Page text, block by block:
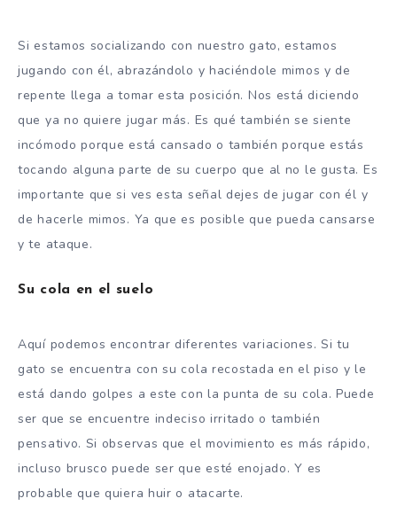
Si estamos socializando con nuestro gato, estamos
jugando con él, abrazándolo y haciéndole mimos y de
repente llega a tomar esta posición. Nos está diciendo
que ya no quiere jugar más. Es qué también se siente
incómodo porque está cansado o también porque estás
tocando alguna parte de su cuerpo que al no le gusta. Es
importante que si ves esta señal dejes de jugar con él y
de hacerle mimos. Ya que es posible que pueda cansarse
y te ataque.
Su cola en el suelo
Aquí podemos encontrar diferentes variaciones. Si tu
gato se encuentra con su cola recostada en el piso y le
está dando golpes a este con la punta de su cola. Puede
ser que se encuentre indeciso irritado o también
pensativo. Si observas que el movimiento es más rápido,
incluso brusco puede ser que esté enojado. Y es
probable que quiera huir o atacarte.